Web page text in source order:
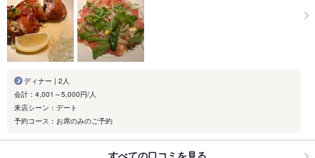
ディナー | 2人
会計：4,001～5,000円/人
来店シーン：デート
予約コース：お席のみのご予約